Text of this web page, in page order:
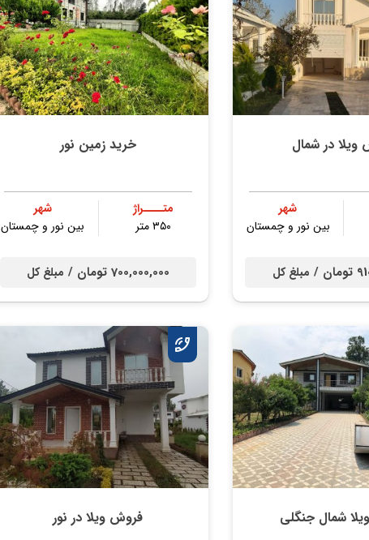
در شمال
شهر
بین نور و چمستان
/ مبلغ کل
خرید زمین نور
متــــراژ
۳۵۰ متر
شهر
بین نور و چمستان
700,000,000 تومان / مبلغ کل
شمال جنگلی فروش ویلا در نور